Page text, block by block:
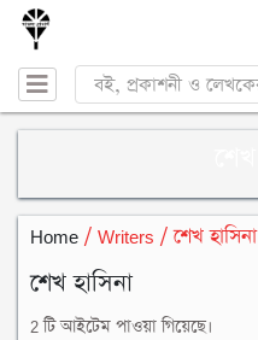
Products
search
Home / Writers / শেখ হাসিনা
শেখ হাসিনা
2 টি আইটেম পাওয়া গিয়েছে।